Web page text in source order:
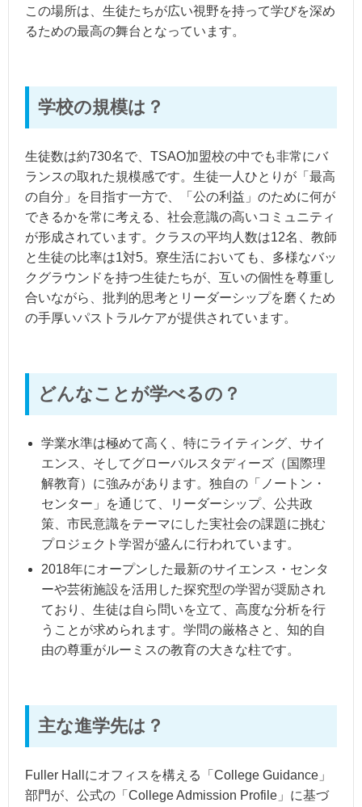
この場所は、生徒たちが広い視野を持って学びを深め
るための最高の舞台となっています。
学校の規模は？
生徒数は約730名で、TSAO加盟校の中でも非常にバ
ランスの取れた規模感です。生徒一人ひとりが「最高
の自分」を目指す一方で、「公の利益」のために何が
できるかを常に考える、社会意識の高いコミュニティ
が形成されています。クラスの平均人数は12名、教師
と生徒の比率は1対5。寮生活においても、多様なバッ
クグラウンドを持つ生徒たちが、互いの個性を尊重し
合いながら、批判的思考とリーダーシップを磨くため
の手厚いパストラルケアが提供されています。
どんなことが学べるの？
学業水準は極めて高く、特にライティング、サイ
エンス、そしてグローバルスタディーズ（国際理
解教育）に強みがあります。独自の「ノートン・
センター」を通じて、リーダーシップ、公共政
策、市民意識をテーマにした実社会の課題に挑む
プロジェクト学習が盛んに行われています。
2018年にオープンした最新のサイエンス・センタ
ーや芸術施設を活用した探究型の学習が奨励され
ており、生徒は自ら問いを立て、高度な分析を行
うことが求められます。学問の厳格さと、知的自
由の尊重がルーミスの教育の大きな柱です。
主な進学先は？
Fuller Hallにオフィスを構える「College Guidance」
部門が、公式の「College Admission Profile」に基づ